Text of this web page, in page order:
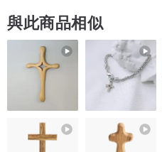
與此商品相似